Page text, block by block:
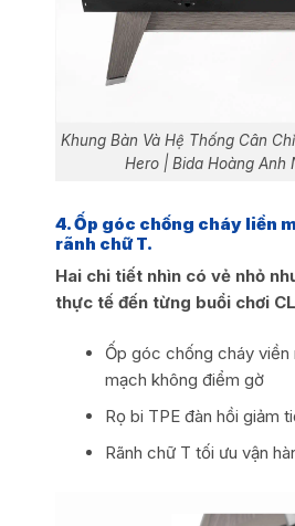
Khung Bàn Và Hệ Thống Cân
Hero | Bida Hoàng Anh
4. Ốp góc chống cháy liền
rãnh chữ T.
Hai chi tiết nhìn có vẻ nhỏ
thực tế đến từng buổi chơi
Ốp góc chống cháy viền
mạch không điểm gờ
Rọ bi TPE đàn hồi giảm
Rãnh chữ T tối ưu vận